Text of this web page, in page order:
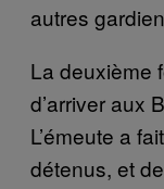
autres
La deuxième
d’arriver aux
L’émeute a
détenus, et